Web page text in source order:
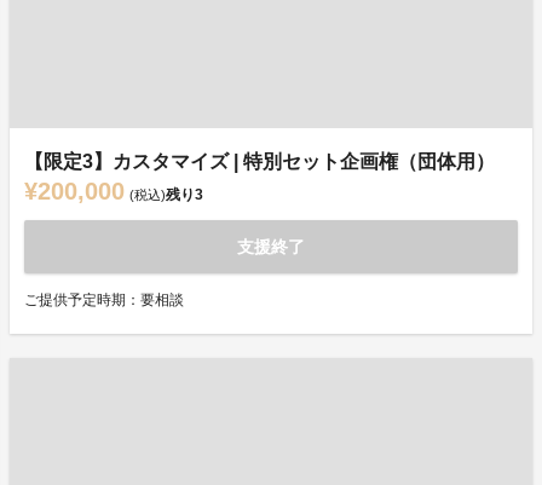
【限定3】カスタマイズ | 特別セット企画権（団体用）
¥200,000 (税込)残り3
支援終了
ご提供予定時期：要相談